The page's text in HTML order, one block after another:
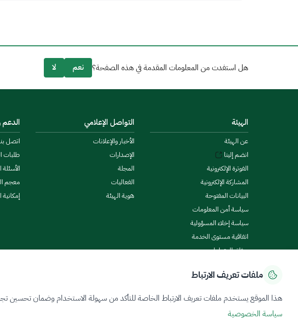
هل استفدت من المعلومات المقدمة في هذه الصفحة؟ نعم لا
الهيئة
عن الهيئة
انضم إلينا
الفوترة الإلكترونية
المشاركة الإلكترونية
البيانات المفتوحة
سياسة أمن المعلومات
سياسة إخلاء المسؤولية
اتفاقية مستوى الخدمة
ميثاق المتعاملين
التواصل الإعلامي
الأخبار والإعلانات
الإصدارات
المجلة
الفعاليات
هوية الهيئة
اتصل
طلبات
معجم
جميع الحقوق محفوظة 2026 © ZATCA.GOV.SA
ملفات تعريف الارتباط
هذا الموقع يستخدم ملفات تعريف الارتباط الخاصة للتأكد من سهولة الاستخدام وضمان تحسين
سياسة الخصوصية